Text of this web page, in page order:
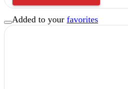
Added to your favorites